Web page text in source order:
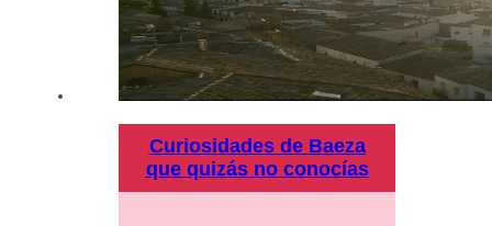
Curiosidades de Baeza
que quizás no conocías